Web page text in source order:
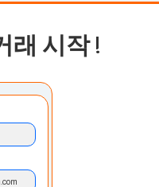
래 시작!